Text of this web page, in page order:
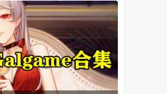
才
染成红色的真
爱百合安卓直
装汉化版免费
手搓飞机模拟
器手机版